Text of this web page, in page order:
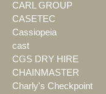
CARL GROUP
CASETEC
Cassiopeia
cast
CGS DRY HIRE
CHAINMASTER
Charly's Checkpoint